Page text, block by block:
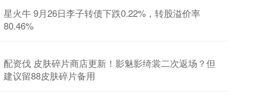
星火牛 9月26日李子转债下跌0.22%，转股溢价率
80.46%
配资伐 皮肤碎片商店更新！影魅影绮裳二次返场？但
建议留88皮肤碎片备用